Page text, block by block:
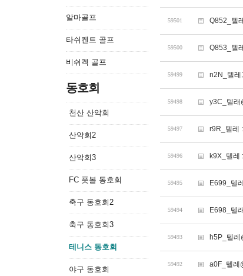
알마골프
타쉬켄트 골프
비쉬켁 골프
동호회
천산 산악회
산악회2
산악회3
FC 풋볼 동호회
축구 동호회2
축구 동호회3
테니스 동호회
야구 동호회
59501 Q852_텔
59500 Q853_텔
59499 n2N_텔레
59498 y3C_텔래
59497 r9R_텔레
59496 k9X_텔레
59495 E699_텔
59494 E698_텔
59493 h5P_텔
59492 a0F_텔레